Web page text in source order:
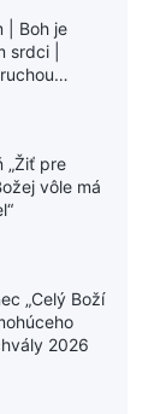
by si sa
k Bohu“
hľadá
presne
| Boh je
srdci |
„Žiť pre
vôle má
„Celý Boží
2026